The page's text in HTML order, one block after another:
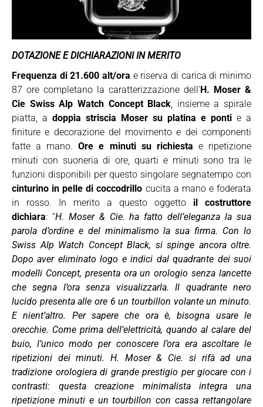
DOTAZIONE E DICHIARAZIONI IN MERITO
Frequenza di 21.600 alt/ora e riserva di carica di minimo
87 ore completano la caratterizzazione dell’H. Moser &
Cie Swiss Alp Watch Concept Black, insieme a spirale
piatta, a doppia striscia Moser su platina e ponti e a
finiture e decorazione del movimento e dei componenti
fatte a mano.Ore e minuti su richiesta e ripetizione
minuti con suoneria di ore, quarti e minuti sono tra le
funzioni disponibili per questo singolare segnatempo con
cinturino in pelle di coccodrillo cucita a mano e foderata
in rosso. In merito a questo oggetto il costruttore
dichiara: “H. Moser & Cie. ha fatto dell’eleganza la sua
parola d’ordine e del minimalismo la sua firma. Con lo
Swiss Alp Watch Concept Black, si spinge ancora oltre.
Dopo aver eliminato logo e indici dal quadrante dei suoi
modelli Concept, presenta ora un orologio senza lancette
che segna l’ora senza visualizzarla. Il quadrante nero
lucido presenta alle ore 6 un tourbillon volante un minuto.
E nient’altro. Per sapere che ora è, bisogna usare le
orecchie. Come prima dell’elettricità, quando al calare del
buio, l’unico modo per conoscere l’ora era ascoltare le
ripetizioni dei minuti. H. Moser & Cie. si rifà ad una
tradizione orologiera di grande prestigio per giocare con i
contrasti: questa creazione minimalista integra una
ripetizione minuti e un tourbillon con cassa rettangolare